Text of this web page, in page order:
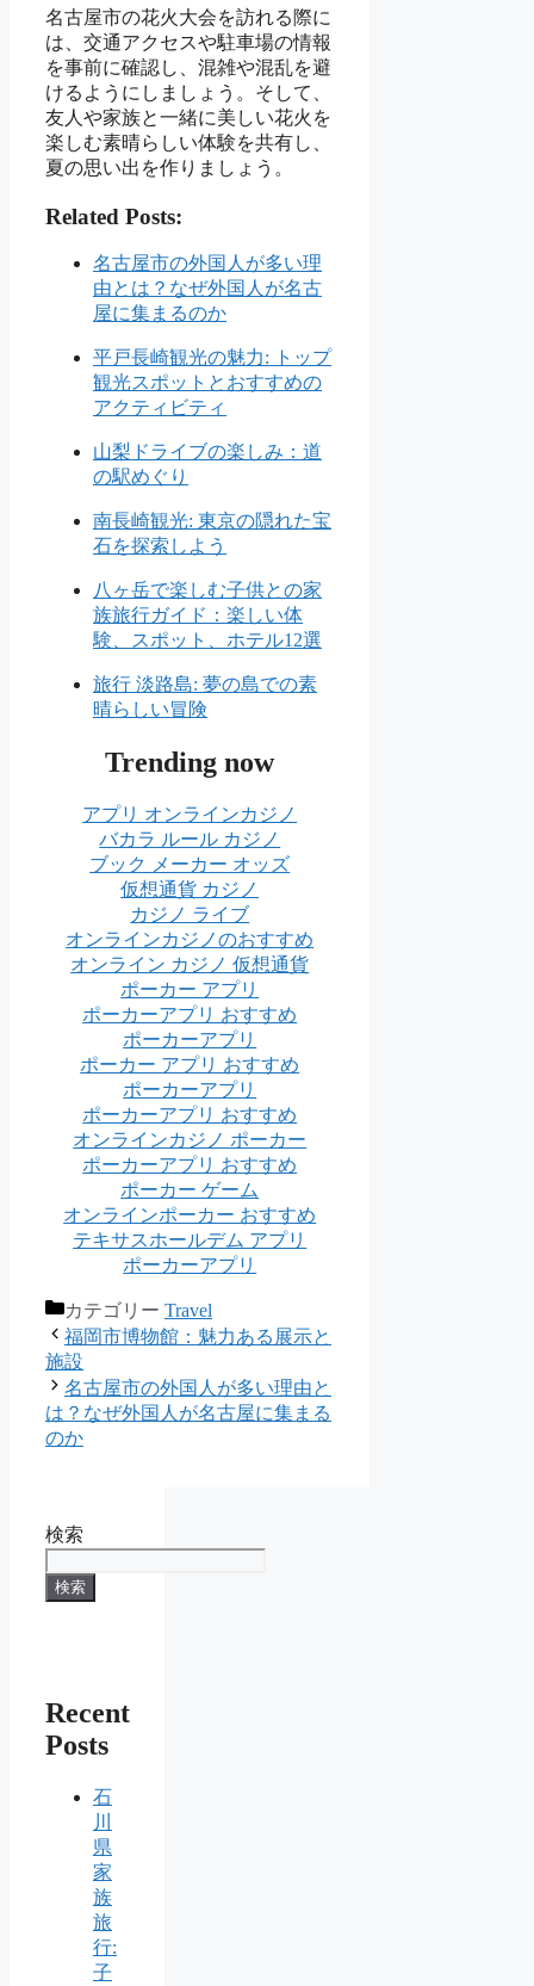
名古屋市の花火大会を訪れる際に
は、交通アクセスや駐車場の情報
を事前に確認し、混雑や混乱を避
けるようにしましょう。そして、
友人や家族と一緒に美しい花火を
楽しむ素晴らしい体験を共有し、
夏の思い出を作りましょう。
Related Posts:
名古屋市の外国人が多い理
由とは？なぜ外国人が名古
屋に集まるのか
平戸長崎観光の魅力: トップ
観光スポットとおすすめの
アクティビティ
山梨ドライブの楽しみ：道
の駅めぐり
南長崎観光: 東京の隠れた宝
石を探索しよう
八ヶ岳で楽しむ子供との家
族旅行ガイド：楽しい体
験、スポット、ホテル12選
旅行 淡路島: 夢の島での素
晴らしい冒険
Trending now
アプリ オンラインカジノ
バカラ ルール カジノ
ブック メーカー オッズ
仮想通貨 カジノ
カジノ ライブ
オンラインカジノのおすすめ
オンライン カジノ 仮想通貨
ポーカー アプリ
ポーカーアプリ おすすめ
ポーカーアプリ
ポーカー アプリ おすすめ
ポーカーアプリ
ポーカーアプリ おすすめ
オンラインカジノ ポーカー
ポーカーアプリ おすすめ
ポーカー ゲーム
オンラインポーカー おすすめ
テキサスホールデム アプリ
ポーカーアプリ
カテゴリー Travel
福岡市博物館：魅力ある展示と
施設
名古屋市の外国人が多い理由と
は？なぜ外国人が名古屋に集まる
のか
検索
検索
Recent
Posts
石
川
県
家
族
旅
行:
子